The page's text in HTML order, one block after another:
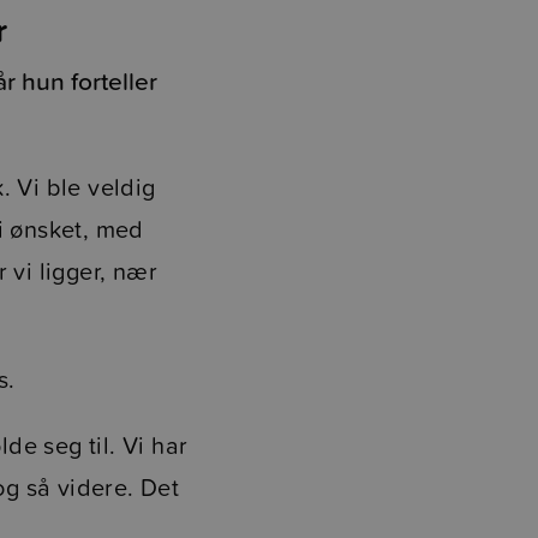
hun forteller
Vi ble veldig
med
vi ligger, nær
seg til. Vi har
så videre. Det